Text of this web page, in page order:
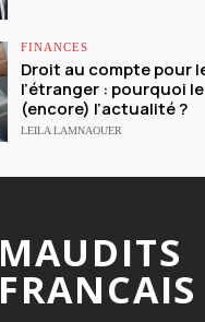
FINANCES
Droit au compte pour
l’étranger : pourquoi
(encore) l’actualité ?
LEILA LAMNAOUER
MAUDITS
FRANCAIS